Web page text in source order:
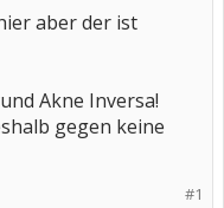
aber der ist
Akne Inversa!
gegen keine
#1